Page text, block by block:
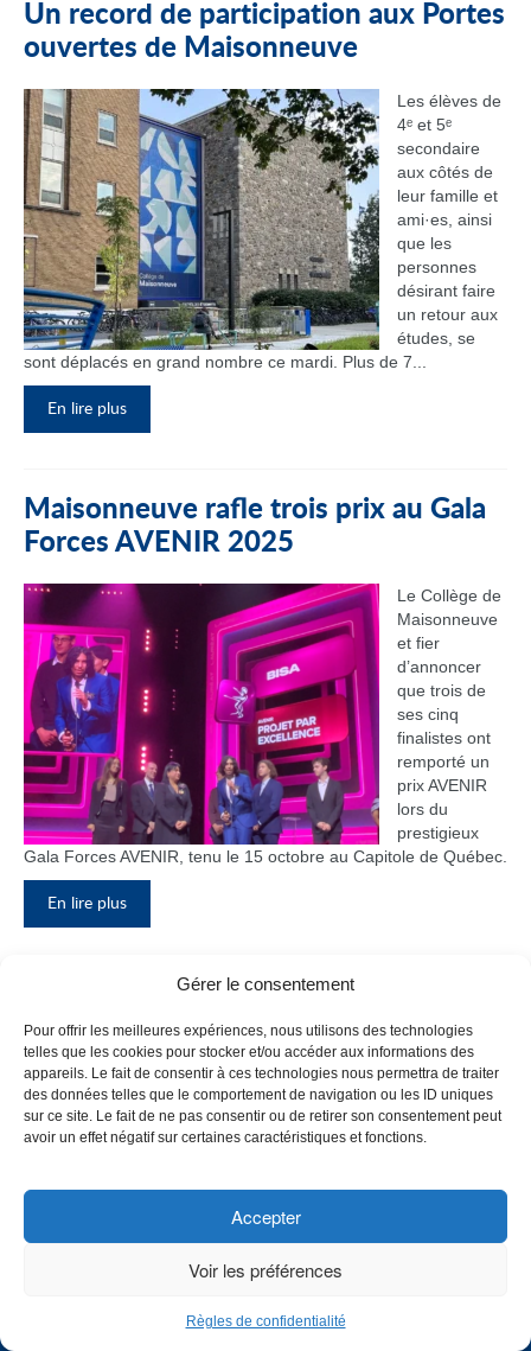
Gérer le consentement
Pour offrir les meilleures expériences, nous utilisons des technologies
telles que les cookies pour stocker et/ou accéder aux informations des
appareils. Le fait de consentir à ces technologies nous permettra de traiter
des données telles que le comportement de navigation ou les ID uniques
sur ce site. Le fait de ne pas consentir ou de retirer son consentement peut
avoir un effet négatif sur certaines caractéristiques et fonctions.
Accepter
Voir les préférences
Règles de confidentialité
Un record de participation aux Portes
ouvertes de Maisonneuve
Les élèves de
4ᵉ et 5ᵉ
secondaire
aux côtés de
leur famille et
ami·es, ainsi
que les
personnes
désirant faire
un retour aux
études, se
sont déplacés en grand nombre ce mardi. Plus de 7...
En lire plus
Maisonneuve rafle trois prix au Gala
Forces AVENIR 2025
Le Collège de
Maisonneuve
et fier
d’annoncer
que trois de
ses cinq
finalistes ont
remporté un
prix AVENIR
lors du
prestigieux
Gala Forces AVENIR, tenu le 15 octobre au Capitole de Québec.
En lire plus
bloc F
Le Collège de
Maisonneuve
a inauguré
CHOISISSEZ UN PROFIL